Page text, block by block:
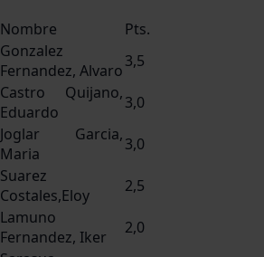
Nombre
Pts.
Gonzalez
Fernandez, Alvaro3,5
Castro Quijano,
Eduardo
3,0
Joglar Garcia,
Maria
3,0
Suarez
Costales,Eloy
2,5
Lamuno
Fernandez, Iker
2,0